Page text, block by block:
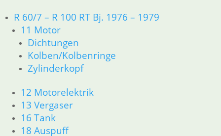
R 60/7 – R 100 RT Bj. 1976 – 1979
11 Motor
Dichtungen
Kolben/Kolbenringe
Zylinderkopf
12 Motorelektrik
13 Vergaser
16 Tank
18 Auspuff
33 Antrieb
34 Bremsen
46 Rahmen Verkleidung
61 Fahrzeugelektrik
R25 /3
11 Motor R25/3
Zylinderkopf
12 Motorelektrik
13 Vergaser
16 Tank